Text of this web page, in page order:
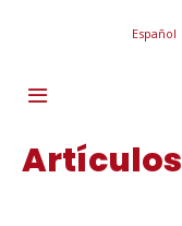
Español
Artículos